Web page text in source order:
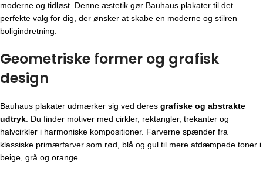
moderne og tidløst. Denne æstetik gør Bauhaus plakater til det
perfekte valg for dig, der ønsker at skabe en moderne og stilren
boligindretning.
Geometriske former og grafisk
design
Bauhaus plakater udmærker sig ved deres grafiske og abstrakte
udtryk . Du finder motiver med cirkler, rektangler, trekanter og
halvcirkler i harmoniske kompositioner. Farverne spænder fra
klassiske primærfarver som rød, blå og gul til mere afdæmpede toner i
beige, grå og orange.